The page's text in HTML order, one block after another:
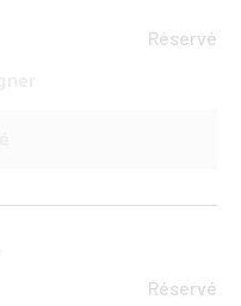
Réservé
Réservé